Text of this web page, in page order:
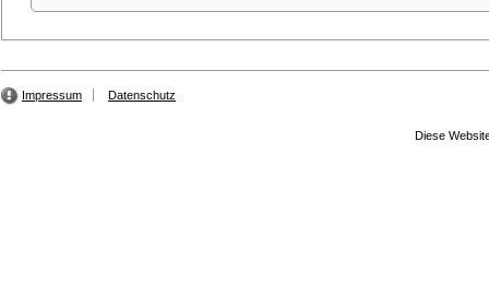
Impressum Datenschutz
Diese